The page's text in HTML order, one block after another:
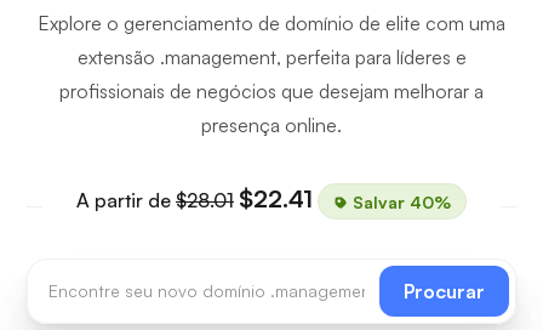
Explore o gerenciamento de domínio de elite com uma
extensão .management, perfeita para líderes e
profissionais de negócios que desejam melhorar a
presença online.
A partir de $28.01 $22.41 Salvar 40%
Procurar